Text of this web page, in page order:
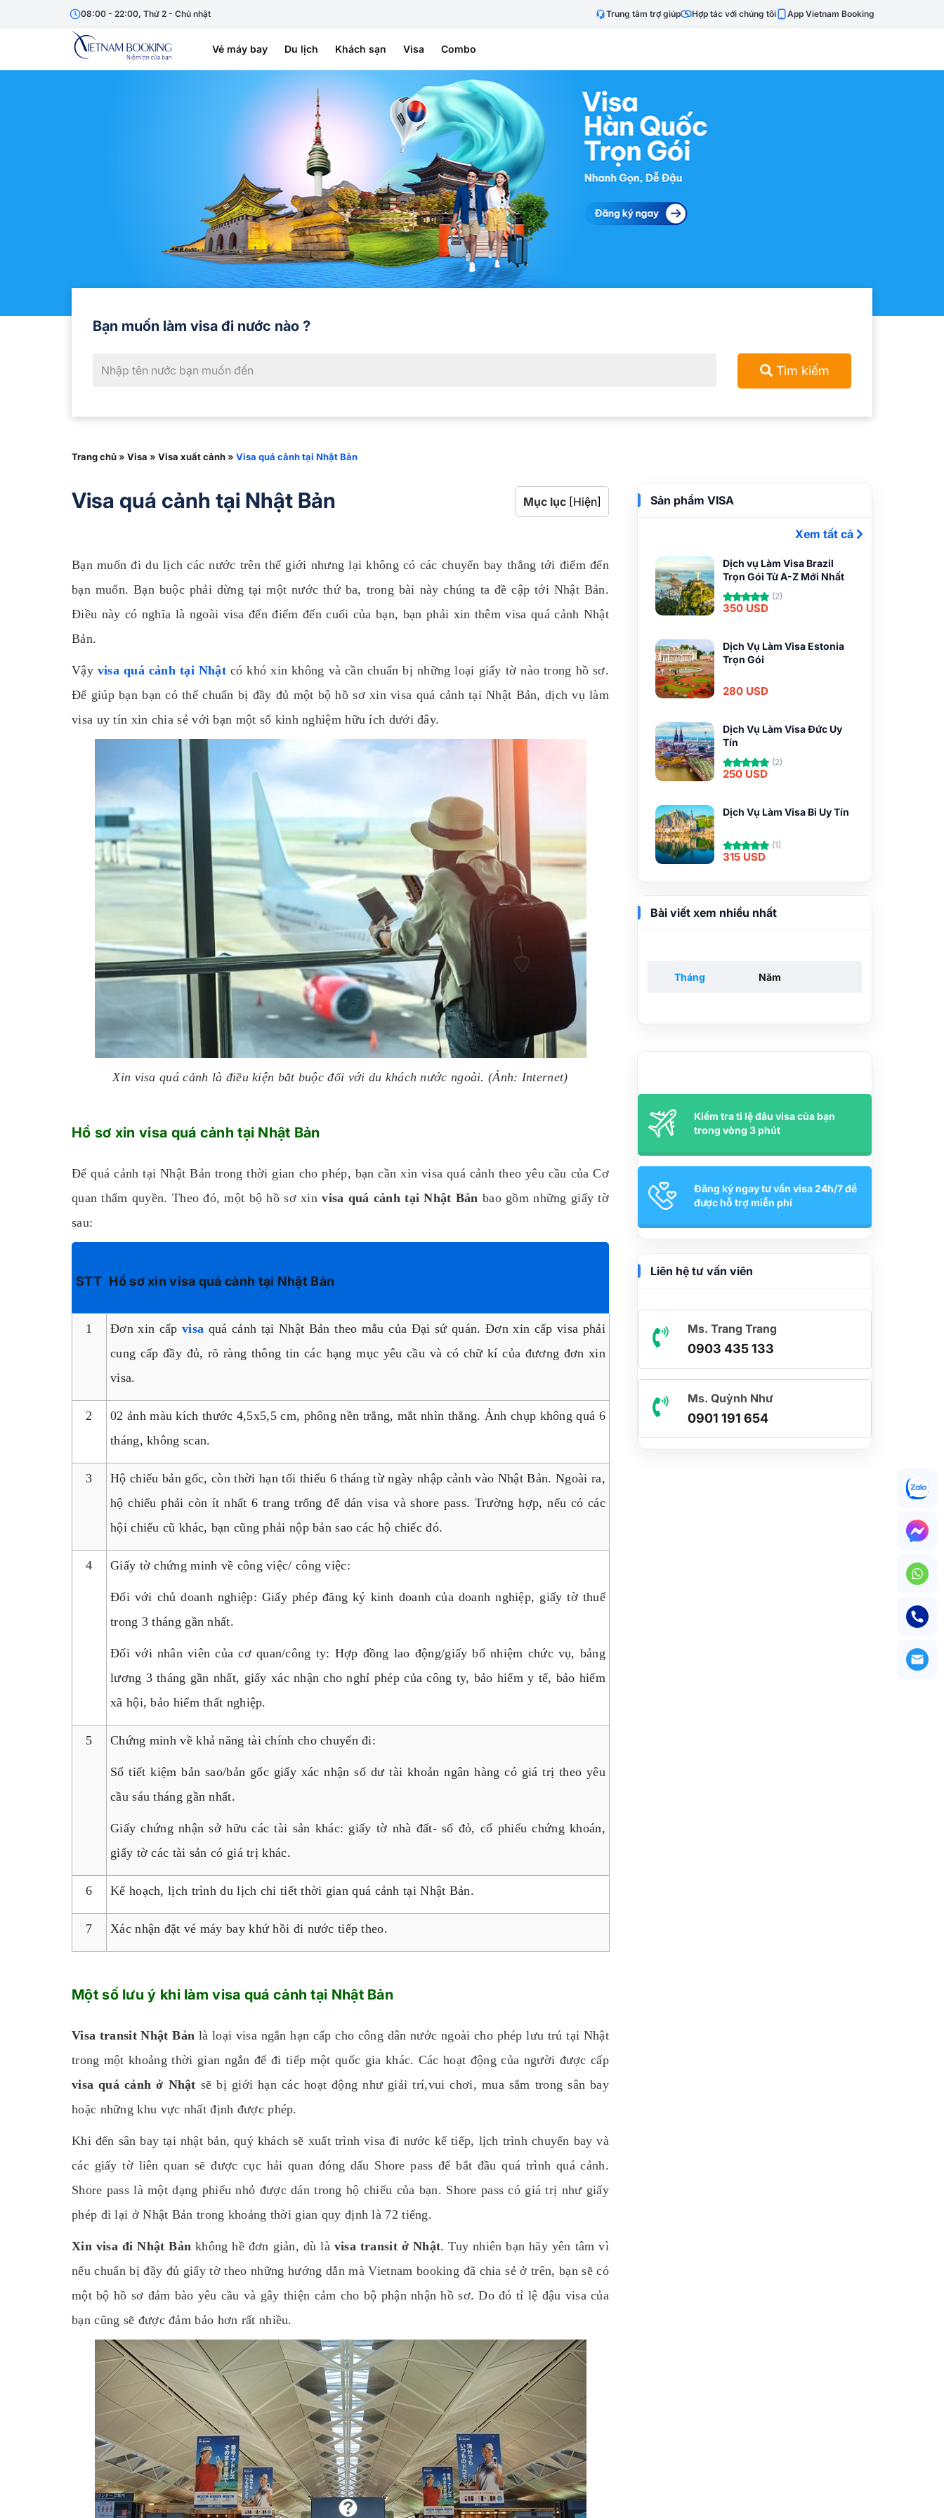
08:00 - 22:00, Thứ 2 - Chủ nhật Trung tâm trợ giúp Hợp tác với chúng tôi App Vietnam Booking
Vé máy bay Du lịch Khách sạn Visa Combo
Bạn muốn làm visa đi nước nào ?
Tìm kiếm
Trang chủ» Visa » Visa xuất cảnh» Visa quá cảnh tại Nhật Bản
Mục lục [Hiện]
Visa quá cảnh tại Nhật Bản
Bạn muốn đi du lịch các nước trên thế giới nhưng lại không có các chuyến bay thẳng tới điểm đến
bạn muốn. Bạn buộc phải dừng tại một nước thứ ba, trong bài này chúng ta đề cập tới Nhật Bản.
Điều này có nghĩa là ngoài visa đến điểm đến cuối của bạn, bạn phải xin thêm visa quá cảnh Nhật
Bản.
Vậy visa quá cảnh tại Nhật có khó xin không và cần chuẩn bị những loại giấy tờ nào trong hồ sơ.
Để giúp bạn bạn có thể chuẩn bị đầy đủ một bộ hồ sơ xin visa quá cảnh tại Nhật Bản, dịch vụ làm
visa uy tín xin chia sẻ với bạn một số kinh nghiệm hữu ích dưới đây.
Xin visa quá cảnh là điều kiện bắt buộc đối với du khách nước ngoài. (Ảnh: Internet)
Hồ sơ xin visa quá cảnh tại Nhật Bản
Để quá cảnh tại Nhật Bản trong thời gian cho phép, bạn cần xin visa quá cảnh theo yêu cầu của Cơ
quan thẩm quyền. Theo đó, một bộ hồ sơ xinvisa quá cảnh tại Nhật Bản bao gồm những giấy tờ
sau:
STT Hồ sơ xin visa quá cảnh tại Nhật Bản
1 Đơn xin cấpvisa quá cảnh tại Nhật Bản theo mẫu của Đại sứ quán. Đơn xin cấp visa phải
cung cấp đầy đủ, rõ ràng thông tin các hạng mục yêu cầu và có chữ kí của đương đơn xin
visa.
2
02 ảnh màu kích thước 4,5x5,5 cm, phông nền trắng, mắt nhìn thẳng. Ảnh chụp không quá 6
tháng, không scan.
3
Hộ chiếu bản gốc, còn thời hạn tối thiểu 6 tháng từ ngày nhập cảnh vào Nhật Bản. Ngoài ra,
hộ chiếu phải còn ít nhất 6 trang trống để dán visa và shore pass. Trường hợp, nếu có các
hội chiếu cũ khác, bạn cũng phải nộp bản sao các hộ chiếc đó.
4 Giấy tờ chứng minh về công việc/ công việc:
Đối với chủ doanh nghiệp: Giấy phép đăng ký kinh doanh của doanh nghiệp, giấy tờ thuế
trong 3 tháng gần nhất.
Đối với nhân viên của cơ quan/công ty: Hợp đồng lao động/giấy bổ nhiệm chức vụ, bảng
lương 3 tháng gần nhất, giấy xác nhận cho nghỉ phép của công ty, bảo hiểm y tế, bảo hiểm
xã hội, bảo hiểm thất nghiệp.
5 Chứng minh về khả năng tài chính cho chuyến đi:
Sổ tiết kiệm bản sao/bản gốc giấy xác nhận số dư tài khoản ngân hàng có giá trị theo yêu
cầu sáu tháng gần nhất.
Giấy chứng nhận sở hữu các tài sản khác: giấy tờ nhà đất- sổ đỏ, cổ phiếu chứng khoán,
giấy tờ các tài sản có giá trị khác.
6 Kế hoạch, lịch trình du lịch chi tiết thời gian quá cảnh tại Nhật Bản.
7 Xác nhận đặt vé máy bay khứ hồi đi nước tiếp theo.
Một số lưu ý khi làm visa quá cảnh tại Nhật Bản
Visa transit Nhật Bản là loại visa ngắn hạn cấp cho công dân nước ngoài cho phép lưu trú tại Nhật
trong một khoảng thời gian ngắn để đi tiếp một quốc gia khác. Các hoạt động của người được cấp
visa quá cảnh ở Nhật sẽ bị giới hạn các hoạt động như giải trí,vui chơi, mua sắm trong sân bay
hoặc những khu vực nhất định được phép.
Khi đến sân bay tại nhật bản, quý khách sẽ xuất trình visa đi nước kế tiếp, lịch trình chuyến bay và
các giấy tờ liên quan sẽ được cục hải quan đóng dấu Shore pass để bắt đầu quá trình quá cảnh.
Shore pass là một dạng phiểu nhỏ được dán trong hộ chiếu của bạn. Shore pass có giá trị như giấy
phép đi lại ở Nhật Bản trong khoảng thời gian quy định là 72 tiếng.
Xin visa đi Nhật Bản không hề đơn giản, dù là visa transit ở Nhật. Tuy nhiên bạn hãy yên tâm vì
nếu chuẩn bị đầy đủ giấy tờ theo những hướng dẫn mà Vietnam booking đã chia sẻ ở trên, bạn sẽ có
một bộ hồ sơ đảm bào yêu cầu và gây thiện cảm cho bộ phận nhận hồ sơ. Do đó tỉ lệ đậu visa của
bạn cũng sẽ được đảm bảo hơn rất nhiều.
Sản phẩm VISA
Xem tất cả
Dịch vụ Làm Visa Brazil
Trọn Gói Từ A-Z Mới Nhất
(2)
350 USD
Dịch Vụ Làm Visa Estonia
Trọn Gói
280 USD
Dịch Vụ Làm Visa Đức Uy
Tín
(2)
250 USD
Dịch Vụ Làm Visa Bỉ Uy Tín
(1)
315 USD
Bài viết xem nhiều nhất
Tháng Năm
Kiểm tra tỉ lệ đâu visa của bạn
trong vòng 3 phút
Đăng ký ngay tư vấn visa 24h/7 để
được hỗ trợ miễn phí
Liên hệ tư vấn viên
Ms. Trang Trang
0903 435 133
Ms. Quỳnh Như
0901 191 654